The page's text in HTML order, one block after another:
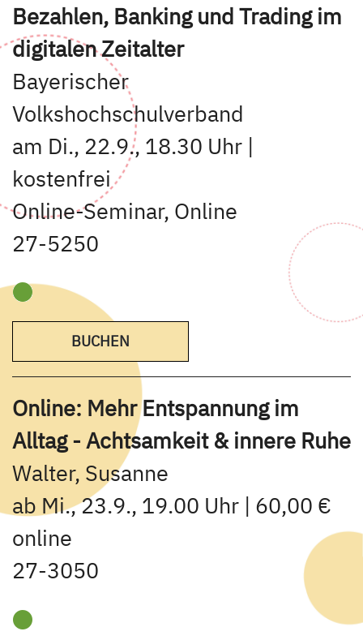
Bezahlen, Banking und Trading im
digitalen Zeitalter
Bayerischer
Volkshochschulverband
am Di., 22.9., 18.30 Uhr |
kostenfrei
Online-Seminar, Online
27-5250
BUCHEN
Online: Mehr Entspannung im
Alltag - Achtsamkeit & innere Ruhe
Walter, Susanne
ab Mi., 23.9., 19.00 Uhr | 60,00 €
online
27-3050